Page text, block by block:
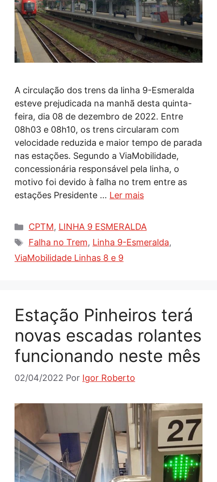
A circulação dos trens da linha 9-Esmeralda
esteve prejudicada na manhã desta quinta-
feira, dia 08 de dezembro de 2022. Entre
08h03 e 08h10, os trens circularam com
velocidade reduzida e maior tempo de parada
nas estações. Segundo a ViaMobilidade,
concessionária responsável pela linha, o
motivo foi devido à falha no trem entre as
estações Presidente … Ler mais
Categorias
CPTM, LINHA 9 ESMERALDA
Tags
Falha no Trem, Linha 9-Esmeralda,
ViaMobilidade Linhas 8 e 9
Estação Pinheiros terá
novas escadas rolantes
funcionando neste mês
02/04/2022 Por Igor Roberto